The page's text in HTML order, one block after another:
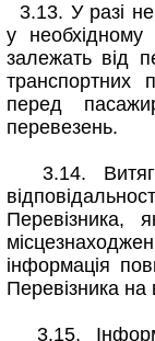
3.13. У разі
у
залежать від
транспортних
перед
перевезень.
3.14.
Перевізника,
інформація
Перевізника на
3.15.